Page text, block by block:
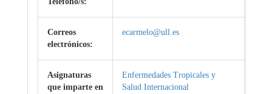
Correos
electrónicos:
ecarmelo@ull.es
Asignaturas
que imparte en
Enfermedades Tropicales y
Salud Internacional